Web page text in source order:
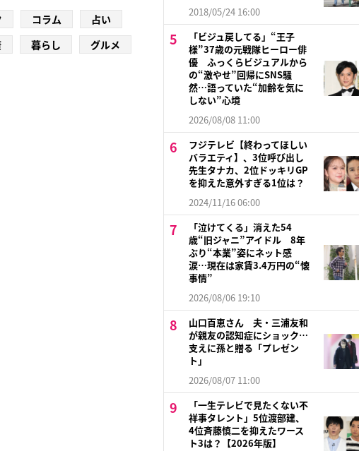
コラム
占い
暮らし グルメ
2018/05/24 16:00
「ビジュ戻してる」“王子
様”37歳の元戦隊ヒーロー俳
優 ふっくらビジュアルから
の“激やせ”回帰にSNS騒
然…語っていた“加齢を気に
しない”心境
2026/08/08 11:00
フジテレビ【終わってほしい
バラエティ】、3位呼び出し
先生タナカ、2位ドッキリGP
を抑えた意外すぎる1位は？
2024/11/16 06:00
「泣けてくる」消えた54
歳“旧ジャニ”アイドル 8年
ぶり“本業”姿にネット感
涙…現在は家賃3.4万円の“懐
事情”
2026/08/06 19:10
山口百恵さん 夫・三浦友和
が親友の認知症にショック…
支えに孫と贈る「プレゼン
ト」
2026/08/07 11:00
「一生テレビで見たくない不
祥事タレント」5位渡部建、
4位斉藤慎二を抑えたワース
ト3は？【2026年版】